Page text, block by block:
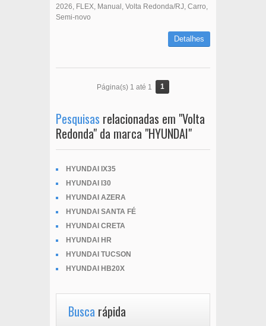
2026 FLEX Manual Volta Redonda/RJ Carro
Semi-novo
Detalhes
Página(s) 1 até 1 1
Pesquisas relacionadas em "Volta
Redonda" da marca "HYUNDAI"
HYUNDAI IX35
HYUNDAI I30
HYUNDAI AZERA
HYUNDAI SANTA FÉ
HYUNDAI CRETA
HYUNDAI HR
HYUNDAI TUCSON
HYUNDAI HB20X
Busca rápida